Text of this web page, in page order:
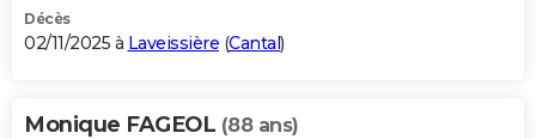
Décès
02/11/2025 à Laveissière (Cantal)
Monique FAGEOL (88 ans)